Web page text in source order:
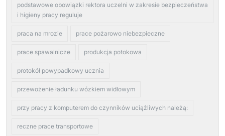
podstawowe obowiązki rektora uczelni w zakresie bezpieczeństwa
i higieny pracy reguluje
praca na mrozie prace pożarowo niebezpieczne
prace spawalnicze produkcja potokowa
protokół powypadkowy ucznia
przewożenie ładunku wózkiem widłowym
przy pracy z komputerem do czynników uciążliwych należą:
reczne prace transportowe